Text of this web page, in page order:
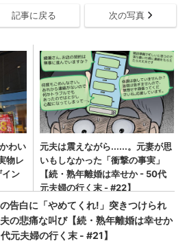
記事に戻る 次の写真